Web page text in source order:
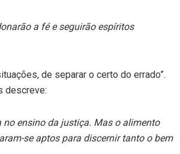
a fé e seguirão espíritos
de separar o certo do errado”.
descreve:
no ensino da justiça. Mas o alimento
se aptos para discernir tanto o bem